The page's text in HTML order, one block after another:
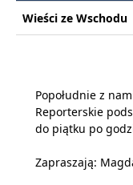
Wieści ze Wschodu
Popołudnie z
Reporterskie
do piątku po
Zapraszają: